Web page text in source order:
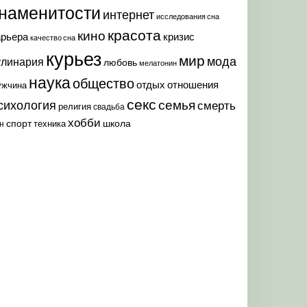
интернет исследования сна
качество сна кино красота кризис
курьез любовь мелатонин мир мода
наукаобществоотдых отношения
религия свадьба секссемья смерть
спорттехникахобби школа